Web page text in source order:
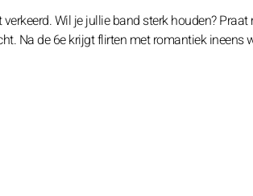
Wil je jullie band sterk houden? Praat
Na de 6e krijgt flirten met romantiek ineens